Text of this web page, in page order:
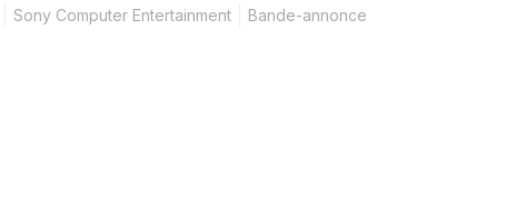
Sony Computer Entertainment Bande-annonce